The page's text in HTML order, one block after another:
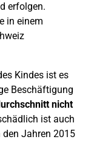
erfolgen.
in einem
Kindes ist es
Beschäftigung
nicht
ist auch
Jahren 2015